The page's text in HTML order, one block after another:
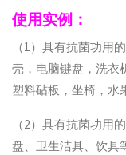
使用实例：
（1）具有抗菌功用的
壳，电脑键盘，洗衣
塑料砧板，坐椅，水
（2）具有抗菌功用
盘、卫生洁具、饮具